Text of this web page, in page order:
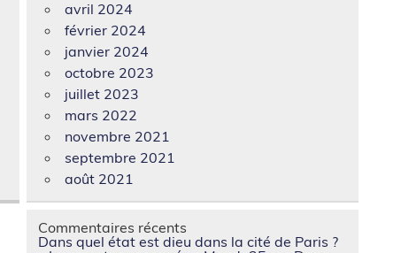
avril 2024
février 2024
janvier 2024
octobre 2023
juillet 2023
mars 2022
novembre 2021
septembre 2021
août 2021
Commentaires récents
Dans quel état est dieu dans la cité de Paris ?